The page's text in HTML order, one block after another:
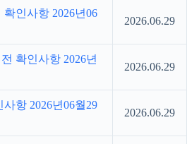
인사항 2026년06
2026.06.29
확인사항 2026년
2026.06.29
항 2026년06월29
2026.06.29